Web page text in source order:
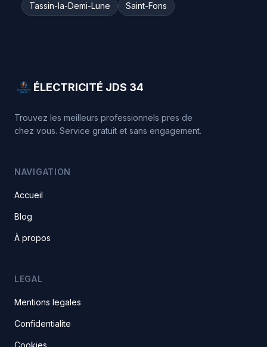
Tassin-la-Demi-Lune
Saint-Fons
ÉLECTRICITÉ JDS 34
Trouvez les meilleurs professionnels pres de
chez vous. Service gratuit et sans engagement.
NAVIGATION
Accueil
Blog
À propos
LEGAL
Mentions legales
Confidentialite
Cookies